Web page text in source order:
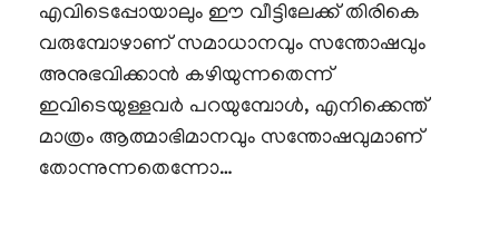
എവിടെപ്പോയാലും ഈ വീട്ടിലേക്ക് തിരികെ
വരുമ്പോഴാണ് സമാധാനവും സന്തോഷവും
അനുഭവിക്കാൻ കഴിയുന്നതെന്ന്
ഇവിടെയുള്ളവർ പറയുമ്പോൾ, എനിക്കെന്ത്
മാത്രം ആത്മാഭിമാനവും സന്തോഷവുമാണ്
തോന്നുന്നതെന്നോ…